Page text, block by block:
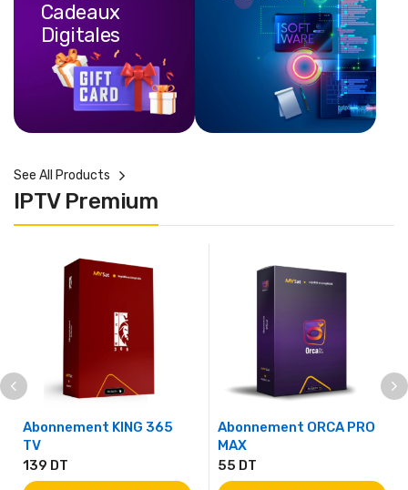
Cadeaux
Digitales
IPTV Premium
See All Products
Abonnement KING 365
TV
139 DT
Abonnement ORCA PRO
MAX
55 DT